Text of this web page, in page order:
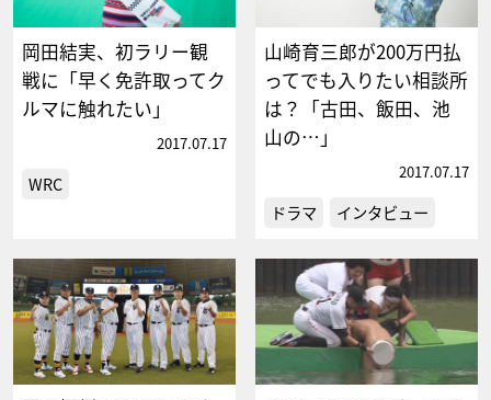
岡田結実、初ラリー観
戦に「早く免許取ってク
ルマに触れたい」
2017.07.17
WRC
山崎育三郎が200万円払
ってでも入りたい相談所
は？「古田、飯田、池
山の…」
2017.07.17
ドラマ インタビュー